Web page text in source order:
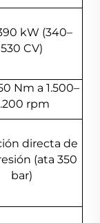
kW (340–
530 CV)
Nm a 1.500–
rpm
directa de
(ata 350
bar)